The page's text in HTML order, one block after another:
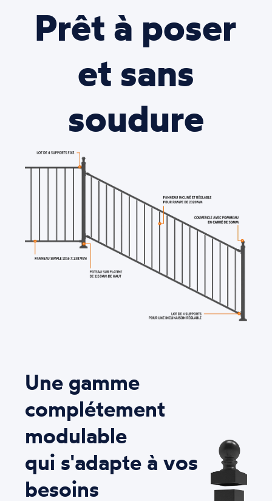
Prêt à poser
et sans
soudure
Une gamme
complétement
modulable
qui s'adapte à vos
besoins